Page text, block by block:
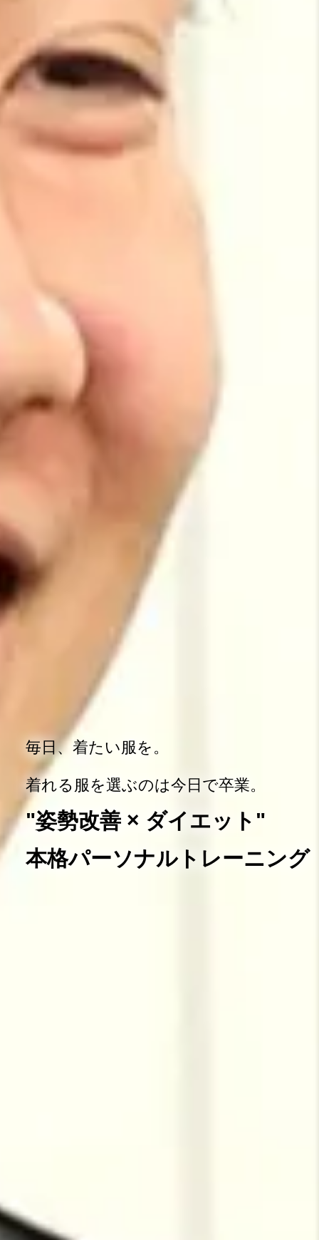
毎日、着たい服を。
着れる服を選ぶのは今日で卒業。
"姿勢改善 × ダイエット"
本格パーソナルトレーニング